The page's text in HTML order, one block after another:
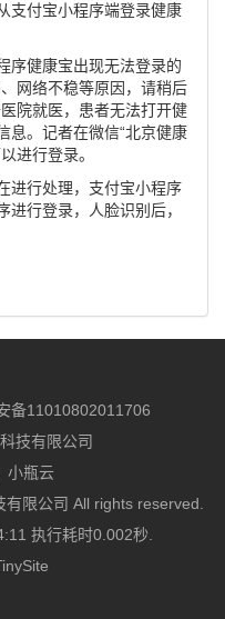
支付宝小程序端登录健康
健康宝出现无法登录的
网络不稳等原因，请稍后
院就医，患者无法打开健
息。记者在微信“北京健康
进行登录。
行处理，支付宝小程序
行登录，人脸识别后，
备11010802011706
技有限公司
小瓶云
限公司 All rights reserved.
执行耗时0.002秒.